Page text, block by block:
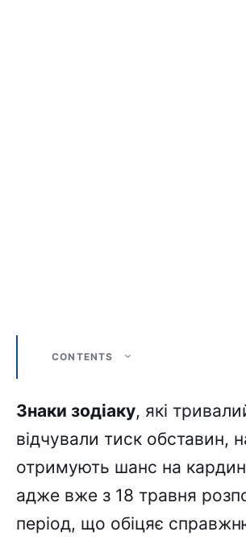
CONTENTS
Знаки зодіаку, які
відчували тиск обставин,
отримують шанс на
адже вже з 18 травня
період, що обіцяє